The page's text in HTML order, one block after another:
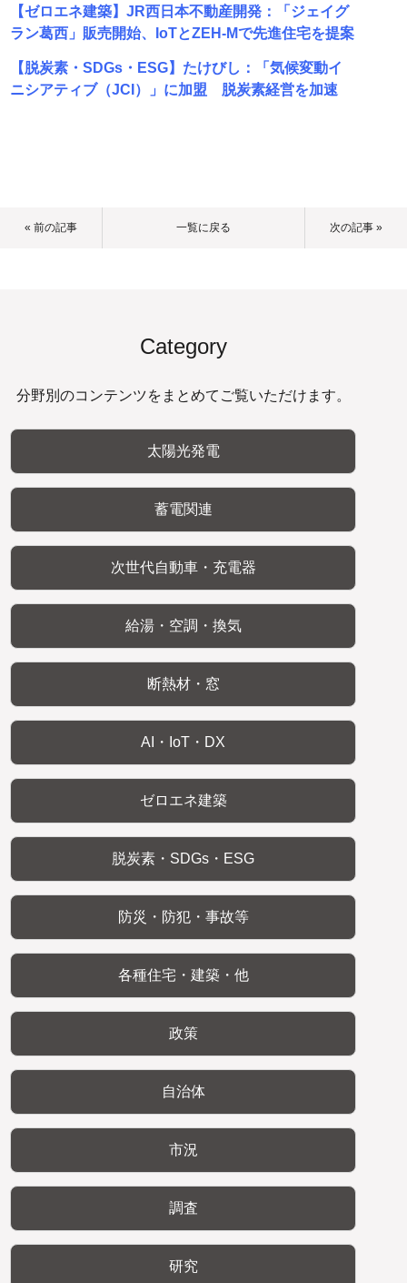
【ゼロエネ建築】JR西日本不動産開発：「ジェイグ
ラン葛西」販売開始、IoTとZEH-Mで先進住宅を提案
【脱炭素・SDGs・ESG】たけびし：「気候変動イ
ニシアティブ（JCI）」に加盟 脱炭素経営を加速
« 前の記事 一覧に戻る 次の記事 »
Category
分野別のコンテンツをまとめてご覧いただけます。
太陽光発電
蓄電関連
次世代自動車・充電器
給湯・空調・換気
断熱材・窓
AI・IoT・DX
ゼロエネ建築
脱炭素・SDGs・ESG
防災・防犯・事故等
各種住宅・建築・他
政策
自治体
市況
調査
研究